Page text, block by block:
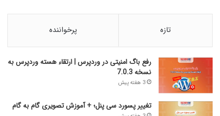
تازه پرخواننده
رفع باگ امنیتی در وردپرس | ارتقاء هسته وردپرس به
نسخه 7.0.3
3 هفته پیش
تغییر پسورد سی پنل؛ + آموزش تصویری گام به گام